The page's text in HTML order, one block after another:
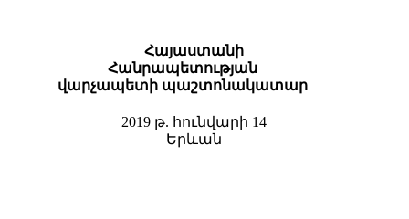
Հայաստանի
Հանրապետության
վարչապետի պաշտոնակատար
2019 թ. հունվարի 14
Երևան